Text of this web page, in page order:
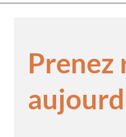
Prenez